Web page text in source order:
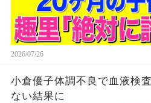
2026/07/26
小倉優子体調不良で血液検
ない結果に